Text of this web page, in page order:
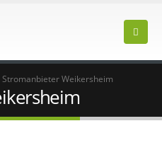
Stromanbieter Weikersheim